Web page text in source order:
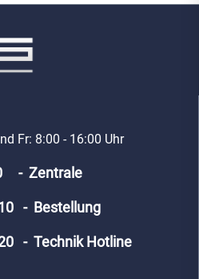
Fr: 8:00 - 16:00 Uhr
- Zentrale
- Bestellung
- Technik Hotline